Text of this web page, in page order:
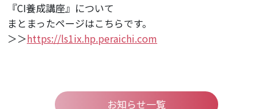
『CI養成講座』について
まとまったページはこちらです。
＞＞https://ls1ix.hp.peraichi.com
お知らせ一覧